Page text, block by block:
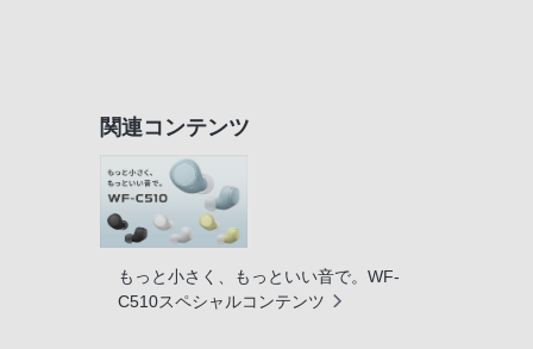
関連コンテンツ
もっと小さく、もっといい音で。WF-
C510スペシャルコンテンツ